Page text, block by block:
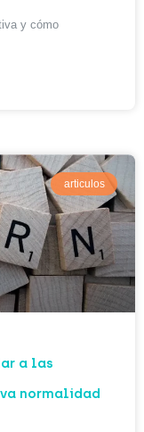
y cómo
articulos
a las
normalidad